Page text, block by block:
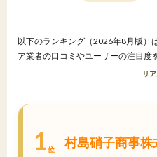
以下のランキング（2026年8月版）
ア業者の口コミやユーザーの注目度
リ
1位 村島硝子商事株